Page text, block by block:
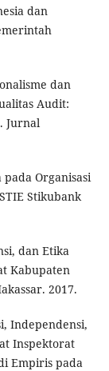
dan
dan
Audit:
Jurnal
Organisasi
Stikubank
dan Etika
Kabupaten
2017.
Independensi,
Inspektorat
Empiris pada